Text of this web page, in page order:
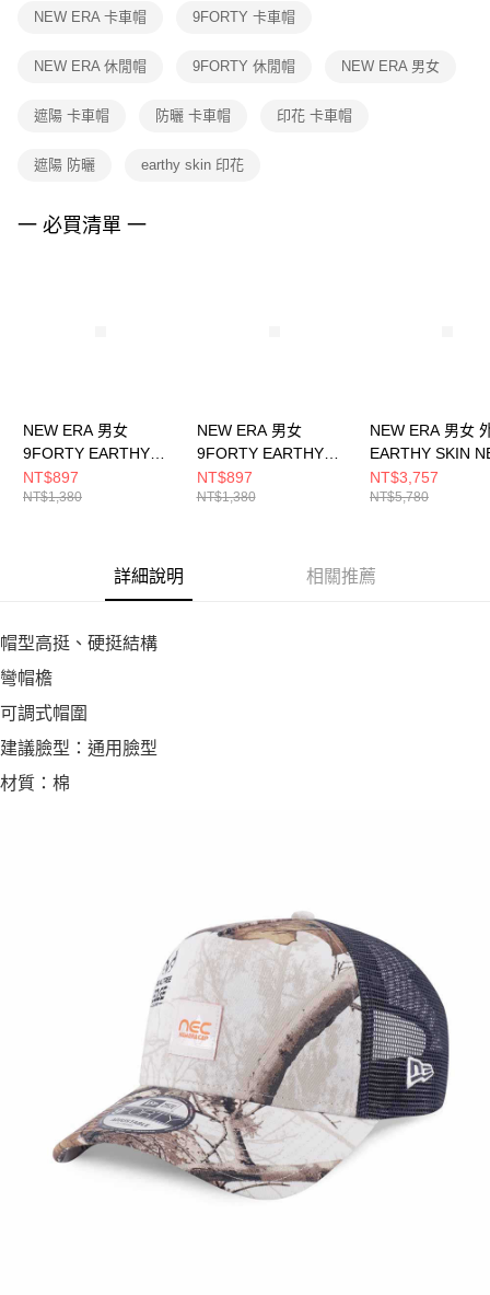
客戶支援中心」 https://netprotections.freshdesk.com/support/home
１．透過由恩沛科技股份有限公司提供之「AFTEE先享後付」服務完成之交
權轉讓予恩沛科技股份有限公司。
３．未成年的使用者請事先徵得法定代理人或監護人之同意方可使用
４．使用「AFTEE先享後付」時，將依據個別帳號之用戶狀況，依本公司即
NEW ERA 卡車帽 9FORTY 卡車帽
NEW ERA 休閒帽 9FORTY 休閒帽 NEW ERA 男女
遮陽 卡車帽 防曬 卡車帽 印花 卡車帽
遮陽 防曬 earthy skin 印花
一 必買清單 一
NEW ERA 男女
9FORTY EARTHY
SKIN NEW ERA 石墨/
印花白 NE14700569
NT$897
NT$1,380
NEW ERA 男女
9FORTY EARTHY
SKIN NEW ERA 印花
白 NE14700566
NT$897
NT$1,380
NEW ERA 男女
EARTHY SKIN
ERA 印花白
NE14701346
NT$3,757
NT$5,780
詳細說明 相關推薦
帽型高挺、硬挺結構
彎帽檐
可調式帽圍
建議臉型：通用臉型
材質：棉